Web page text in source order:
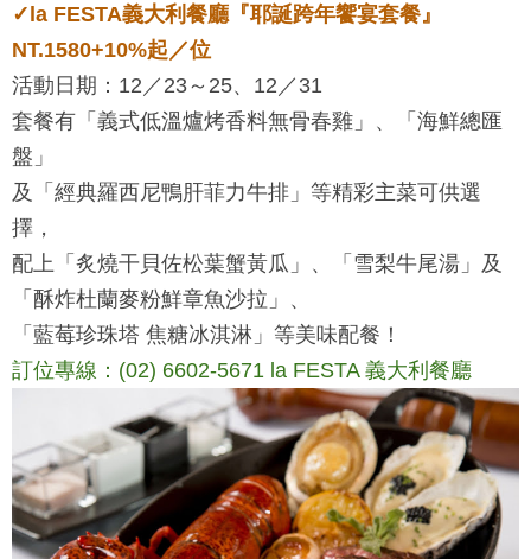
✓la FESTA義大利餐廳『耶誕跨年饗宴套餐』
NT.1580+10%起／位
活動日期：12／23～25、12／31
套餐有「義式低溫爐烤香料無骨春雞」、「海鮮總匯
盤」
及「經典羅西尼鴨肝菲力牛排」等精彩主菜可供選
擇，
配上「炙燒干貝佐松葉蟹黃瓜」、「雪梨牛尾湯」及
「酥炸杜蘭麥粉鮮章魚沙拉」、
「藍莓珍珠塔 焦糖冰淇淋」等美味配餐！
訂位專線：(02) 6602-5671 la FESTA 義大利餐廳